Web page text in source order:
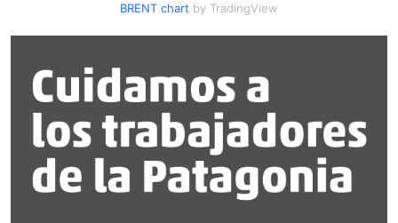
BRENT chart by TradingView